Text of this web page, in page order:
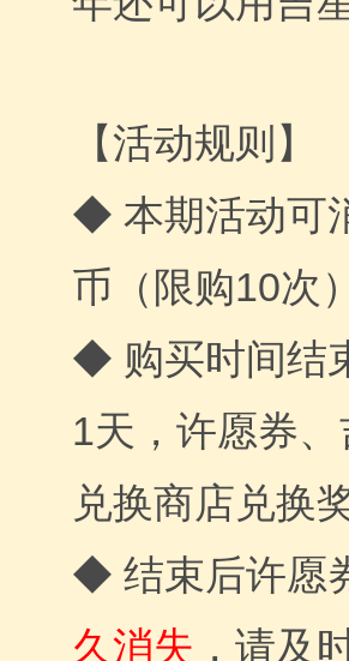
【活动规则】
◆ 本期活动可
币（限购10次
◆ 购买时间结
1天，许愿券
兑换商店兑换
◆ 结束后许愿
久消失 ，请及